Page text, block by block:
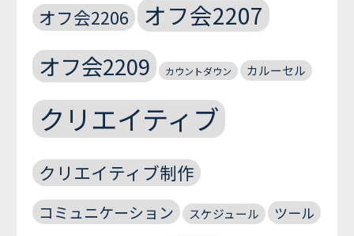
オフ会2206 オフ会2207
オフ会2209 カウントダウン カルーセル
クリエイティブ
クリエイティブ制作
コミュニケーション スケジュール ツール